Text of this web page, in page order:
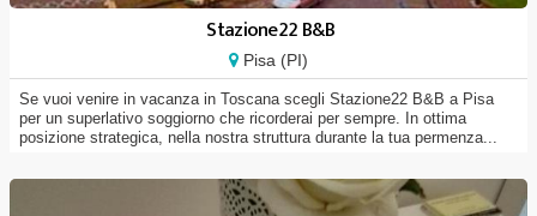
Stazione22 B&B
Pisa (PI)
Se vuoi venire in vacanza in Toscana scegli Stazione22 B&B a Pisa
per un superlativo soggiorno che ricorderai per sempre. In ottima
posizione strategica, nella nostra struttura durante la tua permenza...